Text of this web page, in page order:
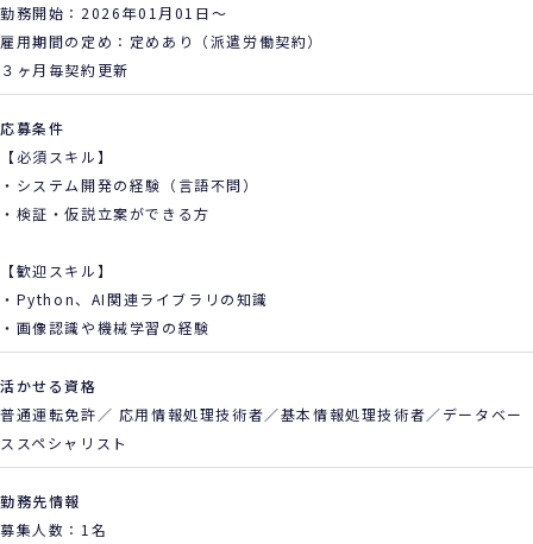
勤務開始：2026年01月01日～
雇用期間の定め：定めあり（派遣労働契約）
３ヶ月毎契約更新
応募条件
【必須スキル】
・システム開発の経験（言語不問）
・検証・仮説立案ができる方
【歓迎スキル】
・Python、AI関連ライブラリの知識
・画像認識や機械学習の経験
活かせる資格
普通運転免許／ 応用情報処理技術者／基本情報処理技術者／データベー
ススペシャリスト
勤務先情報
募集人数：1名